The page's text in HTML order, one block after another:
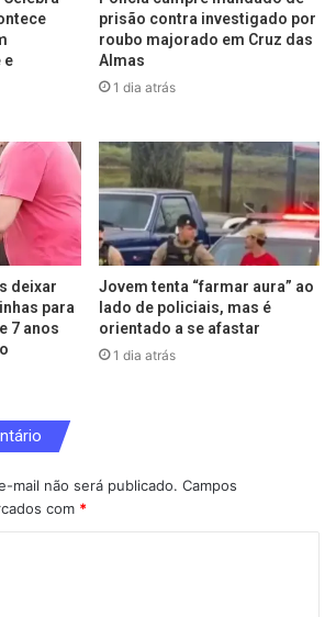
e
prisão contra investigado por
roubo majorado em Cruz das
Almas
1 dia atrás
deixar
para
7 anos
Jovem tenta “farmar aura” ao
lado de policiais, mas é
orientado a se afastar
1 dia atrás
mail não será publicado. Campos
com *